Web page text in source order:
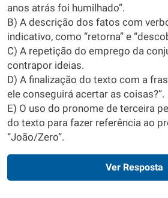
anos atrás foi humilhado”.
B) A descrição dos fatos com
indicativo, como “retorna” e
C) A repetição do emprego da
contrapor ideias.
D) A finalização do texto com a
ele conseguirá acertar as coisas?”.
E) O uso do pronome de terceira
do texto para fazer referência ao
“João/Zero”.
Ver Resposta